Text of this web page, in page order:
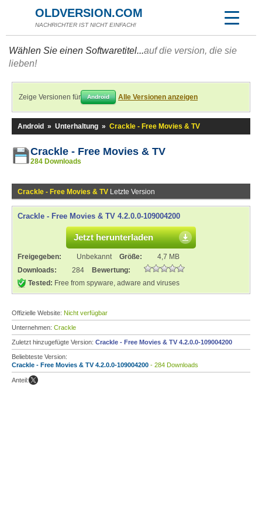
OLDVERSION.COM
NACHRICHTER IST NICHT EINFACH!
Wählen Sie einen Softwaretitel...auf die version, die sie
lieben!
Zeige Versionen für Android Alle Versionen anzeigen
Android » Unterhaltung » Crackle - Free Movies & TV
Crackle - Free Movies & TV
284 Downloads
Crackle - Free Movies & TV Letzte Version
Crackle - Free Movies & TV 4.2.0.0-109004200
Jetzt herunterladen
Freigegeben: Unbekannt Größe:
4,7 MB
Downloads:
284
Bewertung:
Tested: Free from spyware, adware and viruses
Offizielle Website: Nicht verfügbar
Unternehmen: Crackle
Zuletzt hinzugefügte Version: Crackle - Free Movies & TV 4.2.0.0-109004200
Beliebteste Version:
Crackle - Free Movies & TV 4.2.0.0-109004200 - 284 Downloads
Anteil: